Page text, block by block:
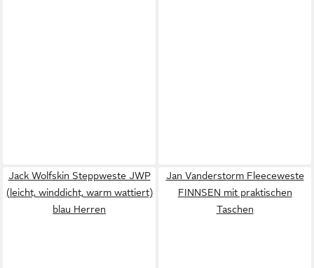
Jack Wolfskin Steppweste JWP
(leicht, winddicht, warm wattiert)
blau Herren
Jan Vanderstorm Fleeceweste
FINNSEN mit praktischen
Taschen